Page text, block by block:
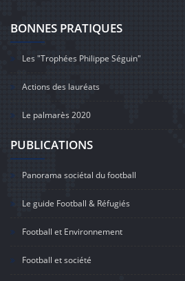
BONNES PRATIQUES
Les "Trophées Philippe Séguin"
Actions des lauréats
Le palmarès 2020
PUBLICATIONS
Panorama sociétal du football
Le guide Football & Réfugiés
Football et Environnement
Football et société